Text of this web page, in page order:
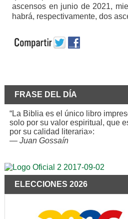
ascensos en junio de 2021,
habrá, respectivamente, dos
FRASE DEL DÍA
“La Biblia es el único libro
solo por su valor espiritual, que
por su calidad literaria»:
— Juan Gossaín
ELECCIONES 2026